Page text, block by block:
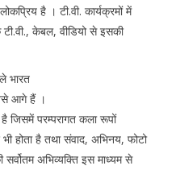
है । टी.वी. कार्यक्रमों में
टी.वी., केबल, वीडियो से इसकी
भारत
आगे हैं ।
जिसमें परम्परागत कला रूपों
होता है तथा संवाद, अभिनय, फोटो
अभिव्यक्ति इस माध्यम से